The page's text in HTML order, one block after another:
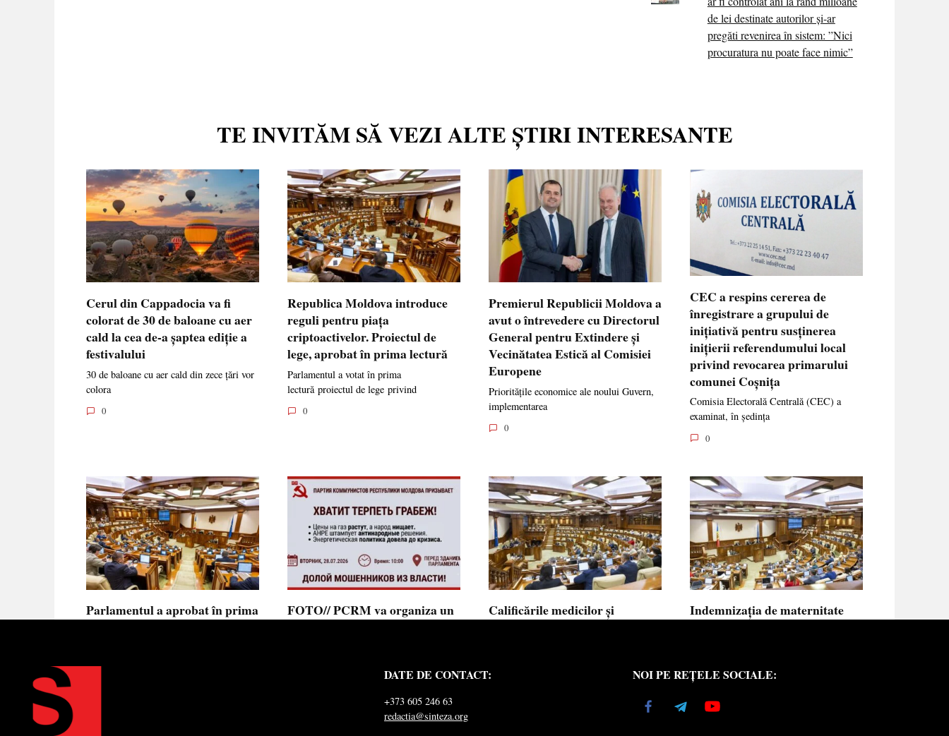
de lei destinate autorilor și-ar
pregăti revenirea în sistem: ”Nici
procuratura nu poate face nimic”
TE INVITĂM SĂ VEZI ALTE ȘTIRI INTERESANTE
Cerul din Cappadocia va fi
colorat de 30 de baloane cu aer
cald la cea de-a șaptea ediție a
festivalului
30 de baloane cu aer cald din zece țări vor
colora
0
Republica Moldova introduce
reguli pentru piața
criptoactivelor. Proiectul de
lege, aprobat în prima lectură
Parlamentul a votat în prima
lectură proiectul de lege privind
0
Premierul Republicii Moldova a
avut o întrevedere cu Directorul
General pentru Extindere și
Vecinătatea Estică al Comisiei
Europene
Prioritățile economice ale noului Guvern,
implementarea
0
CEC a respins cererea de
înregistrare a grupului de
inițiativă pentru susținerea
inițierii referendumului local
privind revocarea primarului
comunei Coșnița
Comisia Electorală Centrală (CEC) a
examinat, în ședința
0
Parlamentul a aprobat în prima
FOTO// PCRM va organiza un
Partidul Comuniștilor din Republica
Calificările medicilor și
Calificările profesionale obținute de medici
Indemnizația de maternitate
copilului
Indemnizația de maternitate pentru femeile
necăsătorite
DATE DE CONTACT:
+373 605 246 63
redactia@sinteza.org
NOI PE REȚELE SOCIALE: